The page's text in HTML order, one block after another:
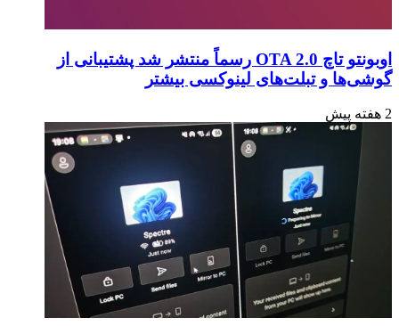
اوبونتو تاچ OTA 2.0 رسماً منتشر شد پشتیبانی از
گوشی‌ها و تبلت‌های لینوکسی بیشتر
2 هفته پیش